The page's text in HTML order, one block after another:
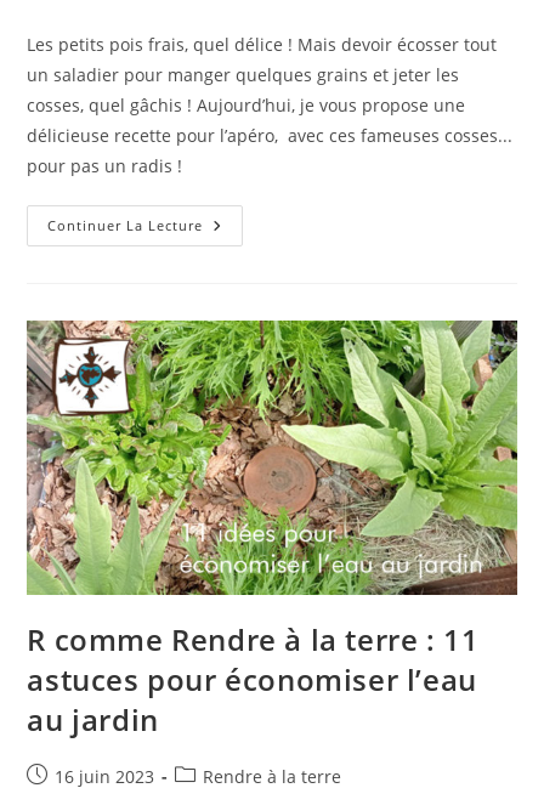
Les petits pois frais, quel délice ! Mais devoir écosser tout
un saladier pour manger quelques grains et jeter les
cosses, quel gâchis ! Aujourd’hui, je vous propose une
délicieuse recette pour l’apéro, avec ces fameuses cosses...
pour pas un radis !
Continuer La Lecture R
Comme
Cosses
De
Petits
Pois
R comme Rendre à la terre : 11
astuces pour économiser l’eau
au jardin
Publication
16 juin 2023
PostRendre à la terre